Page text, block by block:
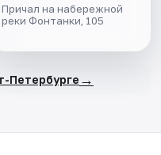
Причал на набережной
реки Фонтанки, 105
Петербурге →